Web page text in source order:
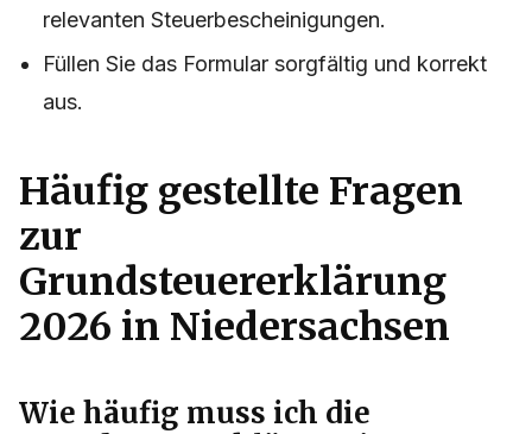
relevanten Steuerbescheinigungen.
Füllen Sie das Formular sorgfältig und korrekt
aus.
Häufig gestellte Fragen
zur
Grundsteuererklärung
2026 in Niedersachsen
Wie häufig muss ich die